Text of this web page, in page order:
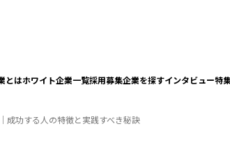
とはホワイト企業一覧採⽤募集企業を探すインタビュー特
成功する人の特徴と実践すべき秘訣